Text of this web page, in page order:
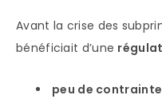
Avant la crise des
bénéficiait d’une
peu de